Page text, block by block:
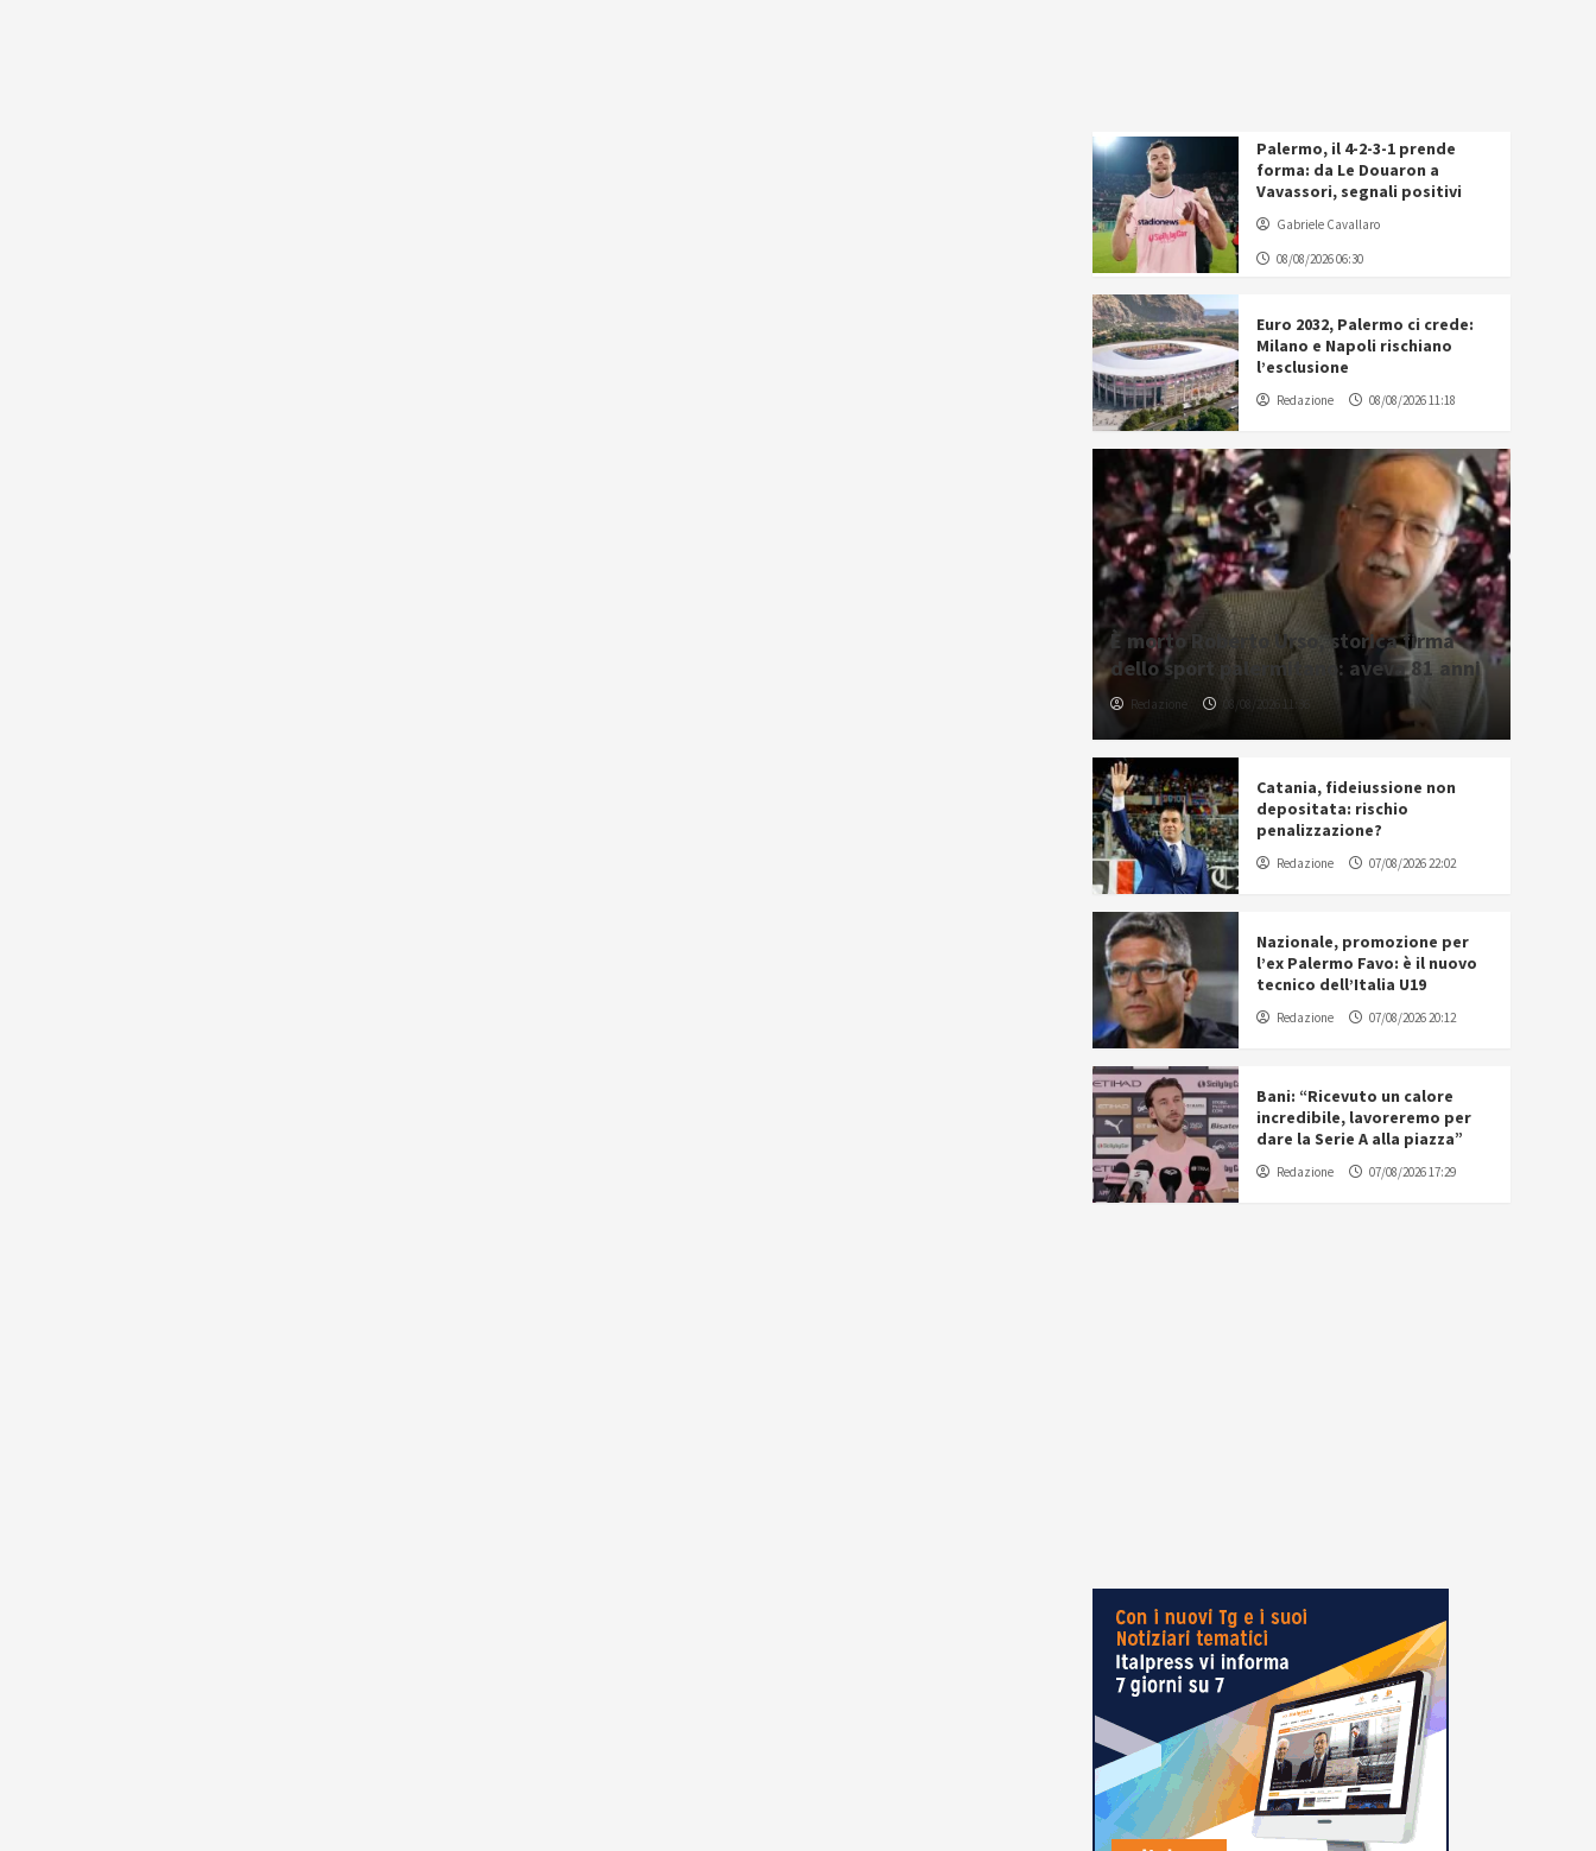
Palermo, il 4-2-3-1 prende
forma: da Le Douaron a
Vavassori, segnali positivi
Gabriele Cavallaro
08/08/2026 06:30
Euro 2032, Palermo ci crede:
Milano e Napoli rischiano
l’esclusione
Redazione 08/08/2026 11:18
È morto Roberto Urso, storica firma
dello sport palermitano: aveva 81 anni
Redazione 08/08/2026 11:36
Catania, fideiussione non
depositata: rischio
penalizzazione?
Redazione 07/08/2026 22:02
Nazionale, promozione per
l’ex Palermo Favo: è il nuovo
tecnico dell’Italia U19
Redazione 07/08/2026 20:12
Bani: “Ricevuto un calore
incredibile, lavoreremo per
dare la Serie A alla piazza”
Redazione 07/08/2026 17:29